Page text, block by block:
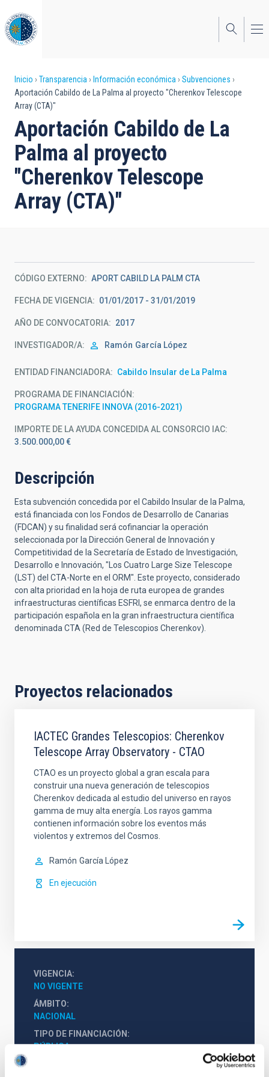
al
contenido
principal
Sobrescribir
enlaces
de
ayuda
a
la
navegación
Inicio Transparencia Información económica
Subvenciones
Aportación Cabildo de La Palma al proyecto "Cherenkov Telescope
Array (CTA)"
Aportación Cabildo de La
Palma al proyecto
"Cherenkov Telescope
Array (CTA)"
CÓDIGO EXTERNO APORT CABILD LA PALM CTA
FECHA DE VIGENCIA 01/01/2017 - 31/01/2019
AÑO DE CONVOCATORIA 2017
INVESTIGADOR/A Ramón García López
ENTIDAD FINANCIADORA Cabildo Insular de La Palma
PROGRAMA DE FINANCIACIÓN
PROGRAMA TENERIFE INNOVA (2016-2021)
IMPORTE DE LA AYUDA CONCEDIDA AL CONSORCIO IAC
3.500.000,00 €
Descripción
Esta subvención concedida por el Cabildo Insular de la Palma,
está financiada con los Fondos de Desarrollo de Canarias
(FDCAN) y su finalidad será cofinanciar la operación
seleccionada por la Dirección General de Innovación y
Competitividad de la Secretaría de Estado de Investigación,
Desarrollo e Innovación, "Los Cuatro Large Size Telescope
(LST) del CTA-Norte en el ORM". Este proyecto, considerado
con alta prioridad en la hoja de ruta europea de grandes
infraestructuras científicas ESFRI, se enmarca dentro de la
participación española en la gran infraestructura científica
denominada CTA (Red de Telescopios Cherenkov).
Proyectos relacionados
IACTEC Grandes Telescopios: Cherenkov
Telescope Array Observatory - CTAO
CTAO es un proyecto global a gran escala para
construir una nueva generación de telescopios
Cherenkov dedicada al estudio del universo en rayos
gamma de muy alta energía. Los rayos gamma
contienen información sobre los eventos más
violentos y extremos del Cosmos.
Ramón García López
En ejecución
VIGENCIA
NO VIGENTE
ÁMBITO
NACIONAL
TIPO DE FINANCIACIÓN
PÚBLICA